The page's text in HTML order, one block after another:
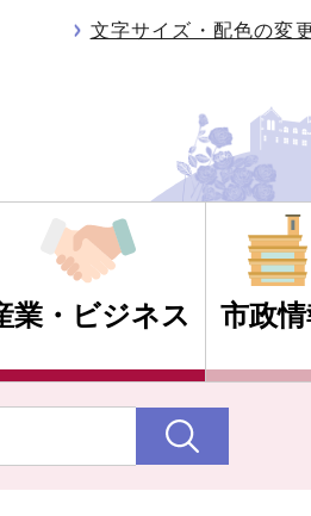
文字サイズ・配色の変
業・ビジネス 市政